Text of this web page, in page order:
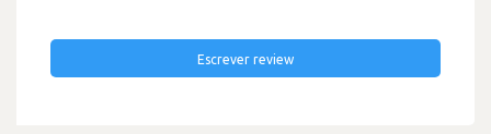
Escrever review